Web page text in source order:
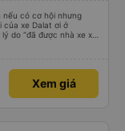
nếu có cơ hội nhưng
của xe Dalat ơi ở
do “đã được nhà xe xử
của tôi lại nói là
của tôi cả về
Xem giá